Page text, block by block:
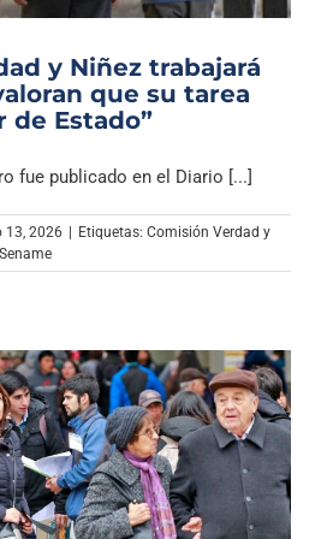
y Niñez trabajará
que su tarea
de Estado”
fue publicado en el Diario [...]
13, 2026 Etiquetas: Comisión Verdad y
Sename